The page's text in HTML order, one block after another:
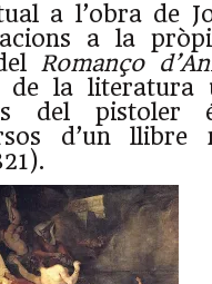
a l’obra de
a la
Romanço
de la literatura
del
d’un llibre